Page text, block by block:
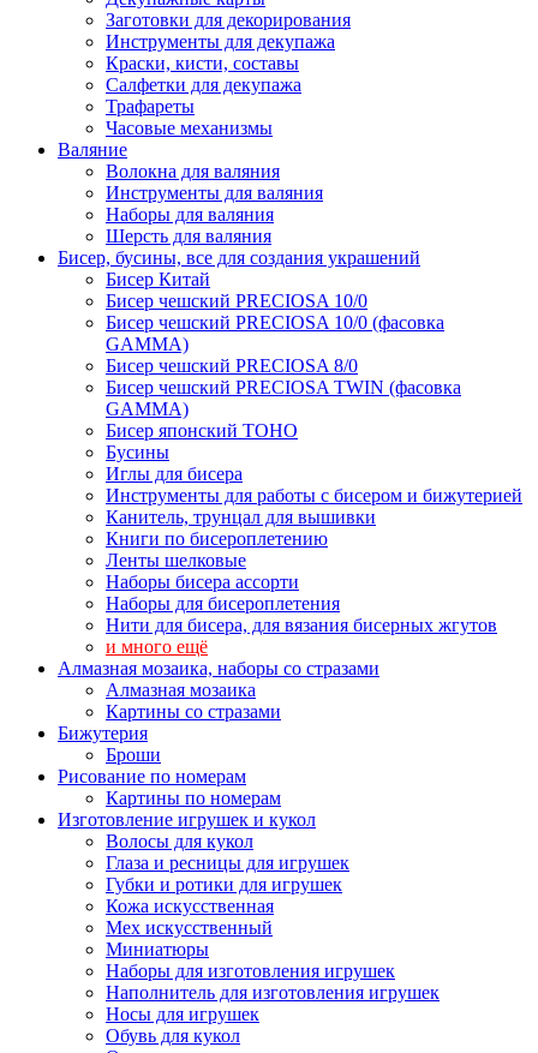
Заготовки для декорирования
Инструменты для декупажа
Краски, кисти, составы
Салфетки для декупажа
Трафареты
Часовые механизмы
Валяние
Волокна для валяния
Инструменты для валяния
Наборы для валяния
Шерсть для валяния
Бисер, бусины, все для создания украшений
Бисер Китай
Бисер чешский PRECIOSA 10/0
Бисер чешский PRECIOSA 10/0 (фасовка
GAMMA)
Бисер чешский PRECIOSA 8/0
Бисер чешский PRECIOSA TWIN (фасовка
GAMMA)
Бисер японский TOHO
Бусины
Иглы для бисера
Инструменты для работы с бисером и бижутерией
Канитель, трунцал для вышивки
Книги по бисероплетению
Ленты шелковые
Наборы бисера ассорти
Наборы для бисероплетения
Нити для бисера, для вязания бисерных жгутов
и много ещё
Алмазная мозаика, наборы со стразами
Алмазная мозаика
Картины co стразами
Бижутерия
Броши
Рисование по номерам
Картины по номерам
Изготовление игрушек и кукол
Волосы для кукол
Глаза и ресницы для игрушек
Губки и ротики для игрушек
Кожа искусственная
Мех искусственный
Миниатюры
Наборы для изготовления игрушек
Наполнитель для изготовления игрушек
Носы для игрушек
Обувь для кукол